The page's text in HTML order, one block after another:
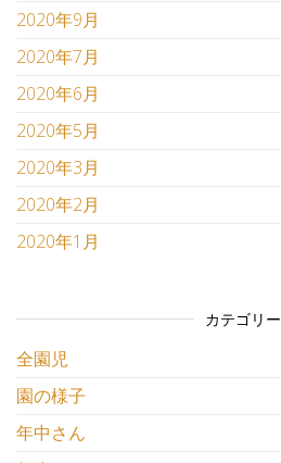
2020年9月
2020年7月
2020年6月
2020年5月
2020年3月
2020年2月
2020年1月
カテゴリー
全園児
園の様子
年中さん